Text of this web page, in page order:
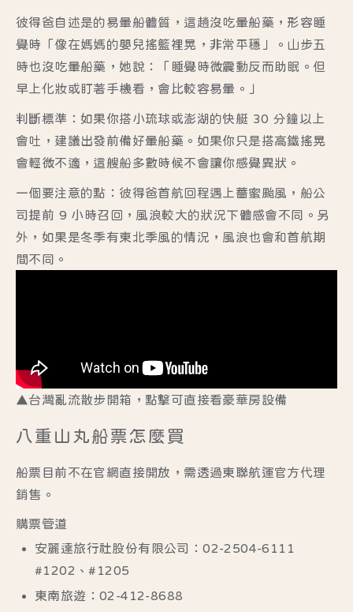
彼得爸自述是的易暈船體質，這趟沒吃暈船藥，形容睡
覺時「像在媽媽的嬰兒搖籃裡晃，非常平穩」。山步五
時也沒吃暈船藥，她說：「睡覺時微震動反而助眠。但
早上化妝或盯著手機看，會比較容易暈。」
判斷標準：如果你搭小琉球或澎湖的快艇 30 分鐘以上
會吐，建議出發前備好暈船藥。如果你只是搭高鐵搖晃
會輕微不適，這艘船多數時候不會讓你感覺異狀。
一個要注意的點：彼得爸首航回程遇上薔蜜颱風，船公
司提前 9 小時召回，風浪較大的狀況下體感會不同。另
外，如果是冬季有東北季風的情況，風浪也會和首航期
間不同。
▲台灣亂流散步開箱，點擊可直接看豪華房設備
八重山丸船票怎麼買
船票目前不在官網直接開放，需透過東聯航運官方代理
銷售 。
購票管道
安麗達旅行社股份有限公司：02-2504-6111
#1202、#1205
東南旅遊：02-412-8688